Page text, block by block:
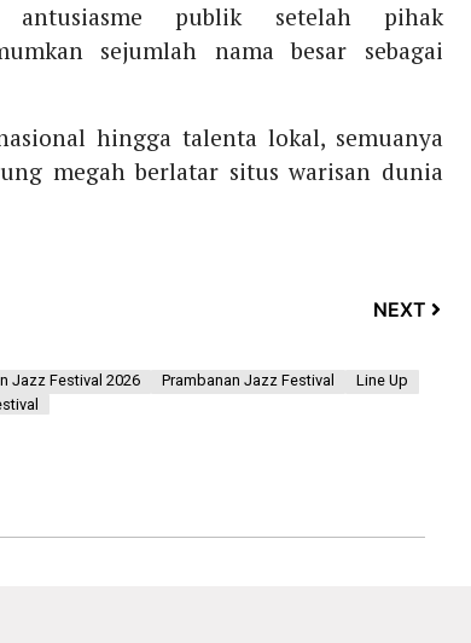
antusiasme publik setelah pihak
sejumlah nama besar sebagai
hingga talenta lokal, semuanya
megah berlatar situs warisan dunia
NEXT
Jazz Festival 2026 Prambanan Jazz Festival
Line Up